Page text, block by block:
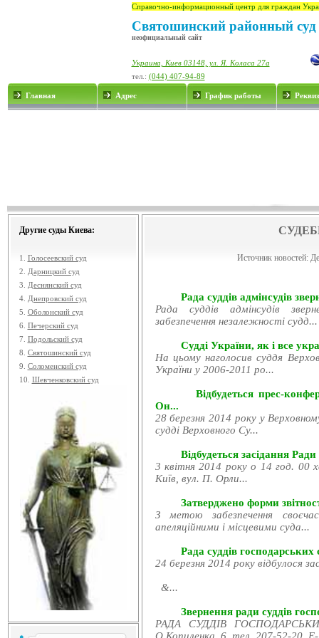
Справочно-информационный центр для граждан
Святошинский районный суд
неофициальный сайт
Украина, Киев 03148, ул. Я. Коласа 27а
тел.: (044) 407-94-89
Главная Адрес График работы
Другие суды Киева:
1. Голосеевский суд
2.
Дарницкий суд
3.
Деснянский суд
4. Днепровский суд
5. Оболонский суд
6. Печерский суд
7. Подольский суд
8. Святошинский суд
9. Соломенский суд
10. Шевченковский суд
Источник новостей:
Рада суддів адмінсудів
Рада суддів адмінсудів
забезпечення незалежності судд...
Судді України, як і все
На цьому наголосив суддя
України у 2006-2011 ро...
Відбудеться прес-
Он...
28 березня 2014 року у
судді Верховного Су...
Відбудеться засідання
3 квітня 2014 року о 14 год. 00
Київ, вул. П. Орли...
Затверджено форми
З метою забезпечення
апеляційними і місцевими суда...
Рада суддів господарських
24 березня 2014 року відбулося
&...
Звернення ради суддів
РАДА СУДДІВ